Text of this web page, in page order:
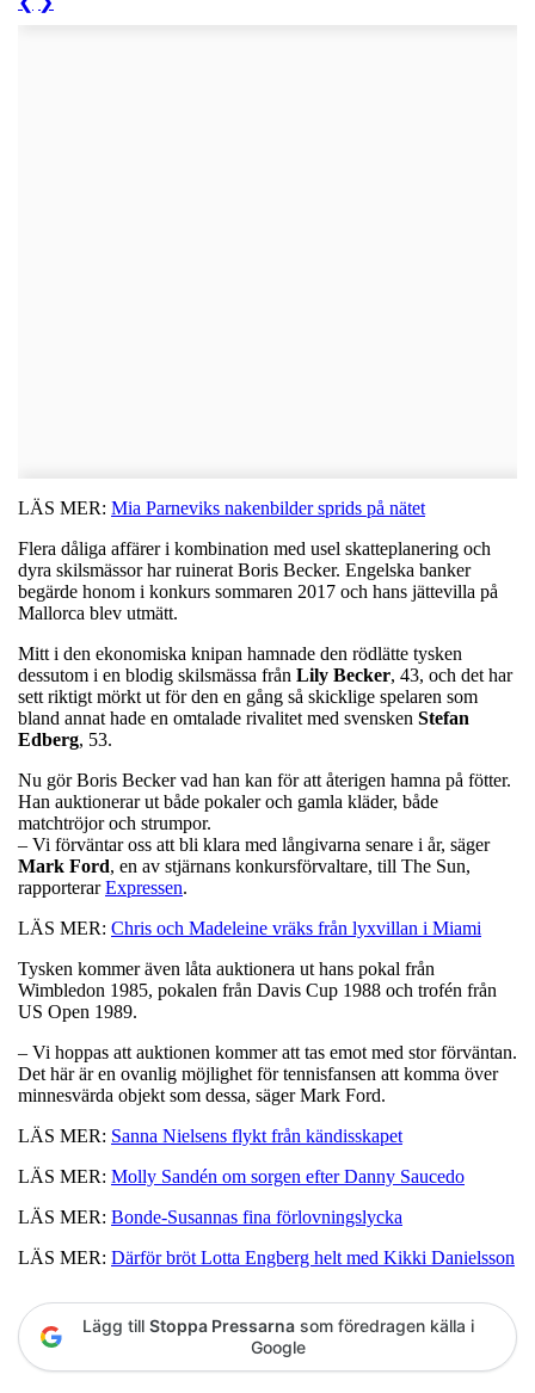
LÄS MER: Mia Parneviks nakenbilder sprids på nätet
Flera dåliga affärer i kombination med usel skatteplanering och
dyra skilsmässor har ruinerat Boris Becker. Engelska banker
begärde honom i konkurs sommaren 2017 och hans jättevilla på
Mallorca blev utmätt.
Mitt i den ekonomiska knipan hamnade den rödlätte tysken
dessutom i en blodig skilsmässa från Lily Becker, 43, och det har
sett riktigt mörkt ut för den en gång så skicklige spelaren som
bland annat hade en omtalade rivalitet med svensken Stefan
Edberg, 53.
Nu gör Boris Becker vad han kan för att återigen hamna på fötter.
Han auktionerar ut både pokaler och gamla kläder, både
matchtröjor och strumpor.
– Vi förväntar oss att bli klara med långivarna senare i år, säger
Mark Ford, en av stjärnans konkursförvaltare, till The Sun,
rapporterarExpressen.
LÄS MER: Chris och Madeleine vräks från lyxvillan i Miami
Tysken kommer även låta auktionera ut hans pokal från
Wimbledon 1985, pokalen från Davis Cup 1988 och trofén från
US Open 1989.
– Vi hoppas att auktionen kommer att tas emot med stor förväntan.
Det här är en ovanlig möjlighet för tennisfansen att komma över
minnesvärda objekt som dessa, säger Mark Ford.
LÄS MER: Sanna Nielsens flykt från kändisskapet
LÄS MER: Molly Sandén om sorgen efter Danny Saucedo
LÄS MER: Bonde-Susannas fina förlovningslycka
LÄS MER: Därför bröt Lotta Engberg helt med Kikki Danielsson
Lägg till Stoppa Pressarna som föredragen källa i
Google